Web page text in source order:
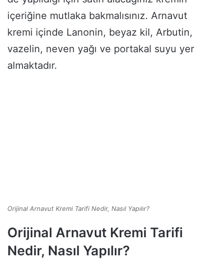
içeriğine mutlaka bakmalısınız. Arnavut
kremi içinde Lanonin, beyaz kil, Arbutin,
vazelin, neven yağı ve portakal suyu yer
almaktadır.
Orijinal Arnavut Kremi Tarifi Nedir, Nasıl Yapılır?
Orijinal Arnavut Kremi Tarifi
Nedir, Nasıl Yapılır?